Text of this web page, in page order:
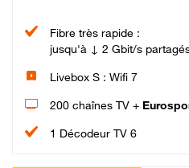
Fibre très rapide :
jusqu'à ↓ 2 Gbit/s
Livebox S : Wifi 7
200 chaînes TV +
1 Décodeur TV 6